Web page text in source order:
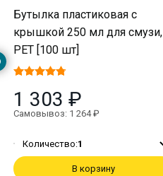
Бутылка пластиковая с
крышкой 250 мл для смузи,
PET [100 шт]
1 303 ₽
Самовывоз: 1 264 ₽
Количество:1
В корзину